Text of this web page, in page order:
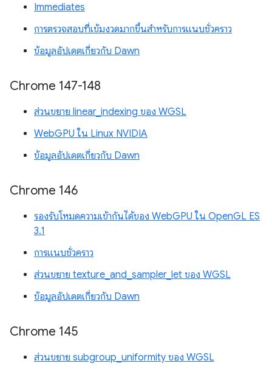
Immediates
การตรวจสอบที่เข้มงวดมากขึ้นสำหรับการแนบชั่วคราว
ข้อมูลอัปเดตเกี่ยวกับ Dawn
Chrome 147-148
ส่วนขยาย linear_indexing ของ WGSL
WebGPU ใน Linux NVIDIA
ข้อมูลอัปเดตเกี่ยวกับ Dawn
Chrome 146
รองรับโหมดความเข้ากันได้ของ WebGPU ใน OpenGL ES
3.1
การแนบชั่วคราว
ส่วนขยาย texture_and_sampler_let ของ WGSL
ข้อมูลอัปเดตเกี่ยวกับ Dawn
Chrome 145
ส่วนขยาย subgroup_uniformity ของ WGSL